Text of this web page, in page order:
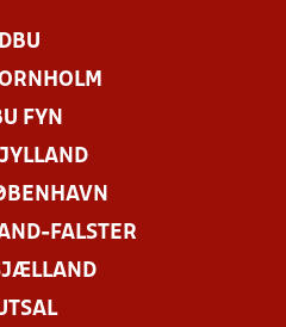
DBU
FYN
FALSTER